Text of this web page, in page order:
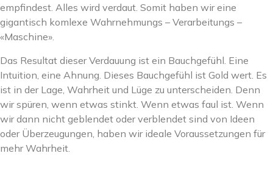
empfindest. Alles wird verdaut. Somit haben wir eine
gigantisch komlexe Wahrnehmungs – Verarbeitungs –
«Maschine».
Das Resultat dieser Verdauung ist ein Bauchgefühl. Eine
Intuition, eine Ahnung. Dieses Bauchgefühl ist Gold wert. Es
ist in der Lage, Wahrheit und Lüge zu unterscheiden. Denn
wir spüren, wenn etwas stinkt. Wenn etwas faul ist. Wenn
wir dann nicht geblendet oder verblendet sind von Ideen
oder Überzeugungen, haben wir ideale Voraussetzungen für
mehr Wahrheit.